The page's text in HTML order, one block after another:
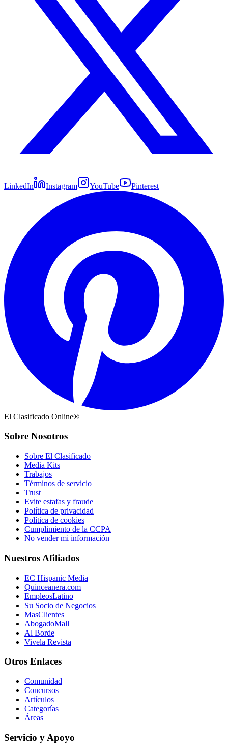
LinkedIn Instagram YouTube Pinterest
El Clasificado Online®
Sobre Nosotros
Sobre El Clasificado
Media Kits
Trabajos
Términos de servicio
Trust
Evite estafas y fraude
Política de privacidad
Política de cookies
Cumplimiento de la CCPA
No vender mi información
Nuestros Afiliados
EC Hispanic Media
Quinceanera.com
EmpleosLatino
Su Socio de Negocios
MasClientes
AbogadoMall
Al Borde
Vivela Revista
Otros Enlaces
Comunidad
Concursos
Artículos
Categorías
Áreas
Servicio y Apoyo